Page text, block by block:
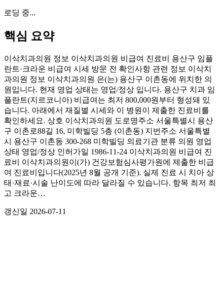
로딩 중...
핵심 요약
이삭치과의원 정보 이삭치과의원 비급여 진료비 용산구 임플
란트·크라운 비급여 시세 방문 전 확인사항 관련 정보 이삭치
과의원 정보 이삭치과의원 은(는) 용산구 이촌동에 위치한 의
원입니다. 현재 영업 상태는 영업/정상 입니다. 용산구 치과 임
플란트(지르코니아) 비급여는 최저 800,000원부터 형성돼 있
습니다. 아래에서 재질별 시세와 이 병원이 제출한 진료비를
확인하세요. 상호 이삭치과의원 도로명주소 서울특별시 용산
구 이촌로88길 16, 미학빌딩 5층 (이촌동) 지번주소 서울특별
시 용산구 이촌동 300-268 미학빌딩 의료기관 분류 의원 영업
상태 영업/정상 인허가일 1986-11-24 이삭치과의원 비급여 진
료비 이삭치과의원이(가) 건강보험심사평가원에 제출한 비급
여 진료비입니다(2025년 8월 공개 기준). 실제 진료 시 치아 상
태·재료·시술 난이도에 따라 달라질 수 있습니다. 항목 최저 최
고 크라운…
갱신일 2026-07-11